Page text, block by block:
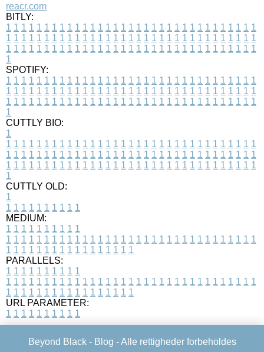
reacr.com
BITLY:
1 1 1 1 1 1 1 1 1 1 1 1 1 1 1 1 1 1 1 1 1 1 1 1 1 1 1 1 1 1 1 1 1
1 1 1 1 1 1 1 1 1 1 1 1 1 1 1 1 1 1 1 1 1 1 1 1 1 1 1 1 1 1 1 1 1
1 1 1 1 1 1 1 1 1 1 1 1 1 1 1 1 1 1 1 1 1 1 1 1 1 1 1 1 1 1 1 1 1
1
SPOTIFY:
1 1 1 1 1 1 1 1 1 1 1 1 1 1 1 1 1 1 1 1 1 1 1 1 1 1 1 1 1 1 1 1 1
1 1 1 1 1 1 1 1 1 1 1 1 1 1 1 1 1 1 1 1 1 1 1 1 1 1 1 1 1 1 1 1 1
1 1 1 1 1 1 1 1 1 1 1 1 1 1 1 1 1 1 1 1 1 1 1 1 1 1 1 1 1 1 1 1 1
1
CUTTLY BIO:
1
1 1 1 1 1 1 1 1 1 1 1 1 1 1 1 1 1 1 1 1 1 1 1 1 1 1 1 1 1 1 1 1 1
1 1 1 1 1 1 1 1 1 1 1 1 1 1 1 1 1 1 1 1 1 1 1 1 1 1 1 1 1 1 1 1 1
1 1 1 1 1 1 1 1 1 1 1 1 1 1 1 1 1 1 1 1 1 1 1 1 1 1 1 1 1 1 1 1 1
1
CUTTLY OLD:
1
1 1 1 1 1 1 1 1 1 1
MEDIUM:
1 1 1 1 1 1 1 1 1 1
1 1 1 1 1 1 1 1 1 1 1 1 1 1 1 1 1 1 1 1 1 1 1 1 1 1 1 1 1 1 1 1 1
1 1 1 1 1 1 1 1 1 1 1 1 1 1 1 1 1
PARALLELS:
1 1 1 1 1 1 1 1 1 1
1 1 1 1 1 1 1 1 1 1 1 1 1 1 1 1 1 1 1 1 1 1 1 1 1 1 1 1 1 1 1 1 1
1 1 1 1 1 1 1 1 1 1 1 1 1 1 1 1 1
URL PARAMETER:
1 1 1 1 1 1 1 1 1 1
Beyond Black - Blog - Alle rettigheder forbeholdes